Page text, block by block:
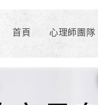
首頁 心理師團隊